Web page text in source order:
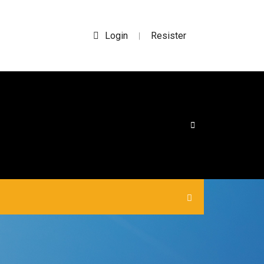
Login | Resister